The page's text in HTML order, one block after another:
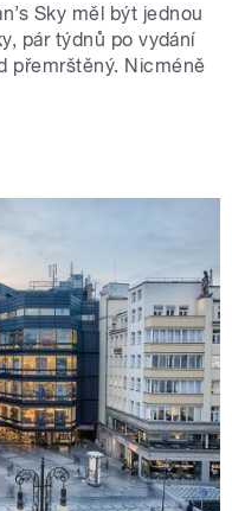
Sky měl být jednou
pár týdnů po vydání
přemrštěný. Nicméně